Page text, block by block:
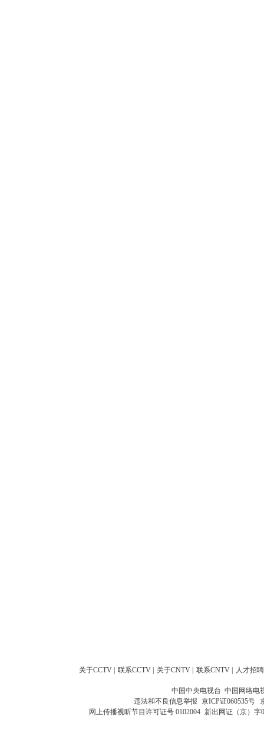
关于CCTV 联系CCTV 关于CNTV 联系CNTV 人才招聘
中国中央电视台 中国网络电
违法和不良信息举报 京ICP证060535号
网上传播视听节目许可证号 0102004 新出网证（京）